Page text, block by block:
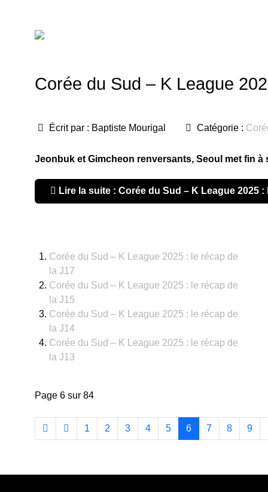
Corée du Sud – K League
Écrit par : Baptiste Mourigal Catégorie :
Jeonbuk et Gimcheon renversants, Seoul met fin
Lire la suite : Corée du Sud – K League 2025 :
Corée du Sud – K League 2025 : le récap de
la J17
Corée du Sud – K League 2025 : le récap de
la J15
Corée du Sud – K League 2025 : le récap de
la J14
Corée du Sud – K League 2025 : le récap de
la J13
Page 6 sur 84
1 2 3 4 5 6 7 8 9